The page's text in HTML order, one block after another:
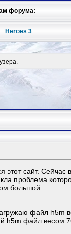
форума:
Heroes 3
сайт.
проблема
большой
файл h5m
h5m файл весом